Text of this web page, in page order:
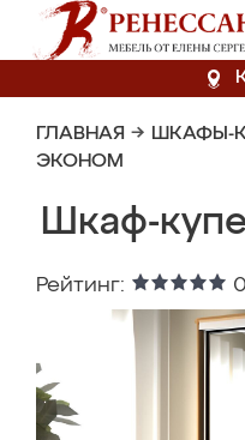
ГЛАВНАЯ → ШКАФЫ-
ЭКОНОМ
Шкаф-
Рейтинг: